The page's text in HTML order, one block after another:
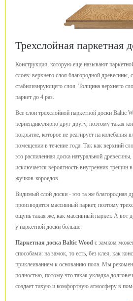
Трехслойная паркетная
Конструкция, которую еще называют
слоев: верхнего слоя благородной древесины,
стабилизирующего слоя. Толщина верхнего
паркет до 4 раз.
Все слои трехслойной паркетной доски Baltic
перпендикулярно друг другу, поэтому такая
покрытие, которое не реагирует на колебания
помещении в течение года. Так как верхний
это распиленная доска натуральной
исключается вероятность внутренних трещин
жучков-короедов.
Видимый слой доски - это та же благородная
производится массивный паркет, поэтому
ощупь такая же, как массивный паркет. А вот
у паркетной доски больше.
Паркетная доска Baltic Wood с замком
способами: на замок, то есть, без клея, как
приклеиванием к основанию пола. Мы
полностью, потому что такая укладка
создает тихую и комфортную атмосферу в